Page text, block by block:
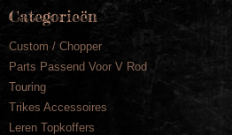
Categorieën
Custom / Chopper
Parts Passend Voor V Rod
Touring
Trikes Accessoires
Leren Topkoffers